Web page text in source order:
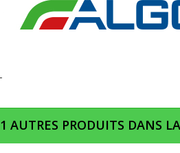
1 AUTRES PRODUITS DANS